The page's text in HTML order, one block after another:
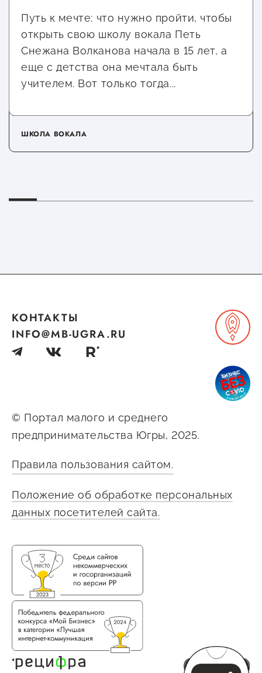
Путь к мечте: что нужно пройти, чтобы
открыть свою школу вокала Петь
Снежана Волканова начала в 15 лет, а
еще с детства она мечтала быть
учителем. Вот только тогда...
ШКОЛА ВОКАЛА
© Портал малого и среднего
предпринимательства Югры, 2025.
Правила пользования сайтом.
Положение об обработке персональных
данных посетителей сайта.
КОНТАКТЫ
INFO@MB-UGRA.RU